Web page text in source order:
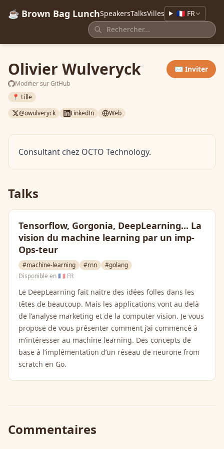
☕ Brown Bag LunchSpeakersTalksVilles 🇫🇷 FR
Olivier Wulveryck
Modifier sur GitHub
✉️ Inviter
📍 Lille
@owulveryck
LinkedIn Web
Consultant chez OCTO Technology.
Talks
Tensorflow, Gorgonia, DeepLearning... La
vision du machine learning par un imp-
Ops-teur
#machine-learning #rnn
#golang
Disponible en🇫🇷 FR
Le DeepLearning fait naitre des idées folles dans les
têtes de beaucoup. Mais les applications vont au delà
de l’analyse marketing et de la computer vision. Je vous
propose de vous présenter comment j’ai commencé à
m’intéresser au machine learning. Des concepts de
base à l’implémentation d’un réseau de neurone from
scratch en Go.
Commentaires